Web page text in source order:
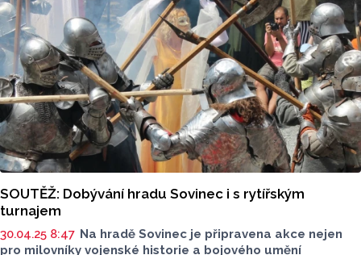
SOUTĚŽ: Dobývání hradu Sovinec i s rytířským
turnajem
30.04.25 8:47 Na hradě Sovinec je připravena akce nejen
pro milovníky vojenské historie a bojového umění